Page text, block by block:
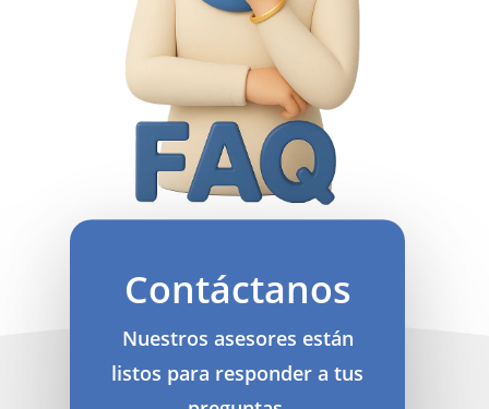
Contáctanos
Nuestros asesores están
listos para responder a tus